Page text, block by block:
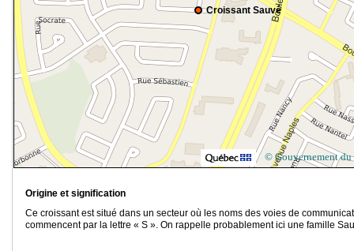
Croissant Sauvé
© Gouvernement du
Origine et signification
Ce croissant est situé dans un secteur où les noms des voies de
commencent par la lettre « S ». On rappelle probablement ici une famille